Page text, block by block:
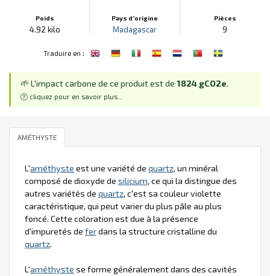
Poids
4.92 kilo
Pays d'origine
Madagascar
Pièces
9
Traduire en :
🌱 L'impact carbone de ce produit est de 1824 gCO2e.
cliquez pour en savoir plus...
AMÉTHYSTE
L'améthyste est une variété de quartz, un minéral
composé de dioxyde de silicium, ce qui la distingue des
autres variétés de quartz, c'est sa couleur violette
caractéristique, qui peut varier du plus pâle au plus
foncé. Cette coloration est due à la présence
d'impuretés de ferdans la structure cristalline du
quartz.
L'améthyste se forme généralement dans des cavités